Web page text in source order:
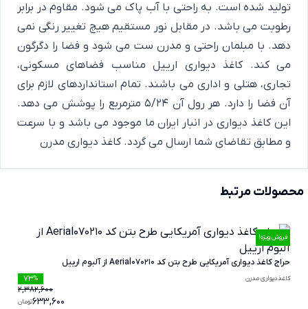
تولید شده است. به راحتی با آب پاک می شود. مقاوم در برابر
رطوبت می باشد. در مقابل نور مستقیم هیچ تغییر رنگی نمی
دهد. با مبلمان راحتی و مدرن ست می شود و فضا را دگرگون
می کند. کاغذ دیواری ارییل مناسب فضاهای مسکونی،
تجاری، هتلی و اداری می باشند. تمام استانداردهای لازم برای
آن فضا را دارد. هر رول آن 5/24 مترمربع را پوشش می دهد.
این کاغذ دیواری در انبار ایران ما موجود می باشد و با سرعت
و مطابق تقاضای شما ارسال می گردد.کاغذ دیواری مدرن
محصولات مرتبط
فروش ویژه!
حراج کاغذ دیواری آمریکایی طرح بتن کد Aerial070210 از آلبوم ارییل
کاغذدیواری مدرن %
73
2,382,600
تومان633,600